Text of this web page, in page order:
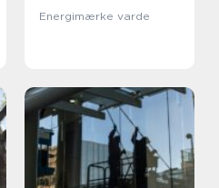
Energimærke varde